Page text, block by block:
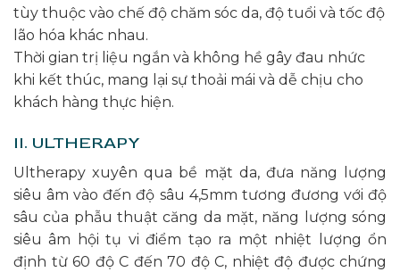
tùy thuộc vào chế độ chăm sóc da, độ tuổi và tốc độ
lão hóa khác nhau.
Thời gian trị liệu ngắn và không hề gây đau nhức
khi kết thúc, mang lại sự thoải mái và dễ chịu cho
khách hàng thực hiện.
II. ULTHERAPY
Ultherapy xuyên qua bề mặt da, đưa năng lượng
siêu âm vào đến độ sâu 4,5mm tương đương với độ
sâu của phẫu thuật căng da mặt, năng lượng sóng
siêu âm hội tụ vi điểm tạo ra một nhiệt lượng ổn
định từ 60 độ C đến 70 độ C, nhiệt độ được chứng